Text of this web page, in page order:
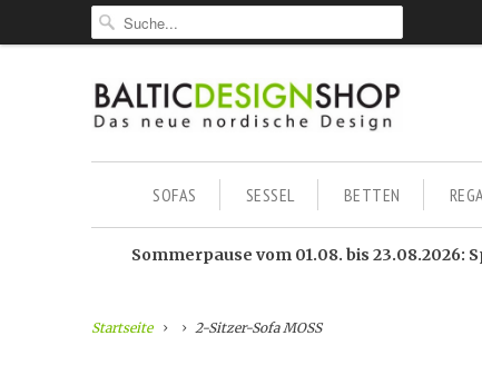
SOFAS SESSEL BETTEN
Sommerpause vom 01.08. bis
Startseite 2-Sitzer-Sofa MOSS